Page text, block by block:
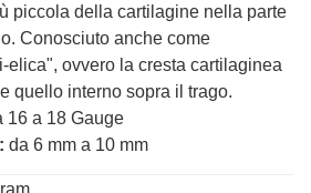
piccola della cartilagine nella parte
Conosciuto anche come
elica", ovvero la cresta cartilaginea
quello interno sopra il trago.
16 a 18 Gauge
da 6 mm a 10 mm